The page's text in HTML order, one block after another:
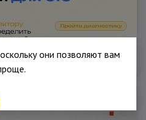
они позволяют вам